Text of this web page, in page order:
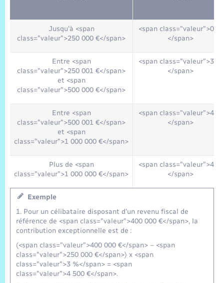
Jusqu'à <span
class="valeur">250 000 €</span>
<span class="valeur">0 %
</span>
Entre <span
class="valeur">250 001 €</span>
et <span
class="valeur">500 000 €</span>
<span class="valeur">3 %
</span>
Entre <span
class="valeur">500 001 €</span>
et <span
class="valeur">1 000 000 €</span>
<span class="valeur">4 %
</span>
Plus de <span
class="valeur">1 000 000 €</span>
<span class="valeur">4 %
</span>
Exemple
1. Pour un célibataire disposant d'un revenu fiscal de
référence de <span class="valeur">400 000 €</span>, la
contribution exceptionnelle est de :
(<span class="valeur">400 000 €</span> – <span
class="valeur">250 000 €</span>) x <span
class="valeur">3 %</span> = <span
class="valeur">4 500 €</span>.